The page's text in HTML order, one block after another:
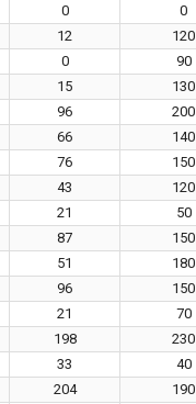
0 0
12 120
0 90
15 130
96 200
66 140
76 150
43 120
21 50
87 150
51 180
96 150
21 70
198 230
33 40
204 190